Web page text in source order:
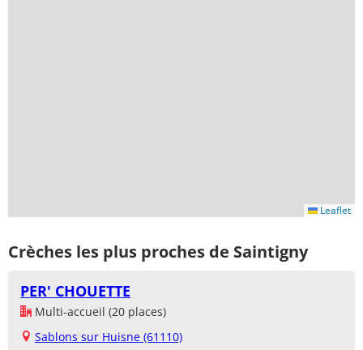
Leaflet
Crèches les plus proches de Saintigny
PER' CHOUETTE
Multi-accueil (20 places)
Sablons sur Huisne (61110)